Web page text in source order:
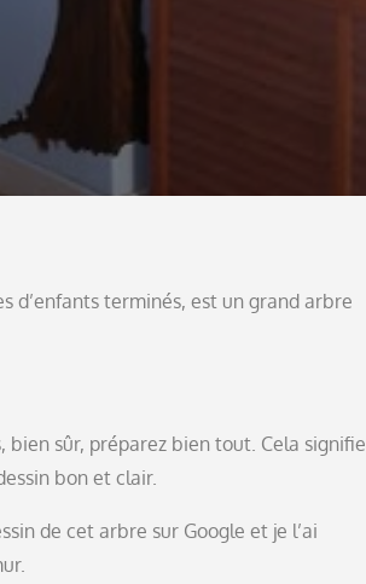
d’enfants terminés, est un grand arbre
bien sûr, préparez bien tout. Cela signifie
bon et clair.
de cet arbre sur Google et je l’ai